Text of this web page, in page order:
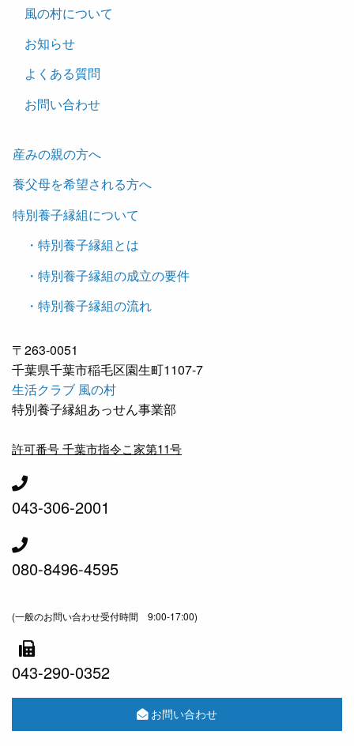
風の村について
お知らせ
よくある質問
お問い合わせ
産みの親の方へ
養父母を希望される方へ
特別養子縁組について
・特別養子縁組とは
・特別養子縁組の成立の要件
・特別養子縁組の流れ
〒263-0051
千葉県千葉市稲毛区園生町1107-7
生活クラブ 風の村
特別養子縁組あっせん事業部
許可番号 千葉市指令こ家第11号
043-306-2001
080-8496-4595
(一般のお問い合わせ受付時間 9:00-17:00)
043-290-0352
お問い合わせ